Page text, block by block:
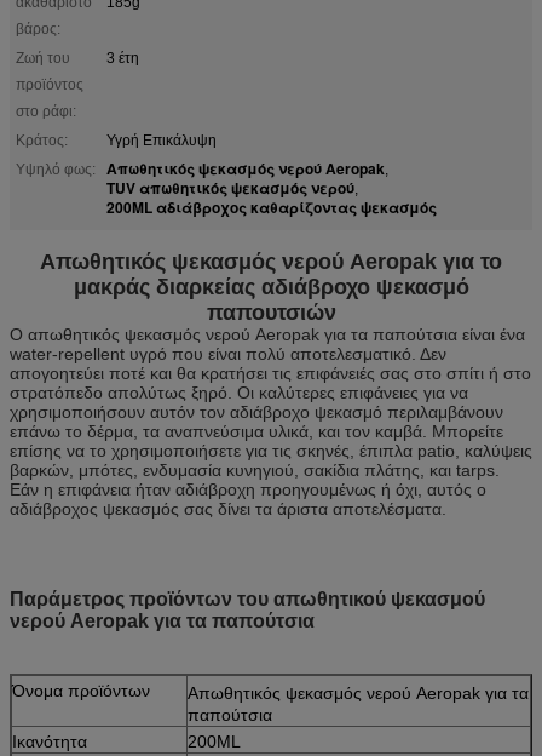
βάρος:
Ζωή του
προϊόντος
στο ράφι:
3 έτη
Κράτος:
Υγρή Επικάλυψη
Υψηλό φως:
Απωθητικός ψεκασμός νερού Aeropak,
TUV απωθητικός ψεκασμός νερού,
200ML αδιάβροχος καθαρίζοντας ψεκασμός
Απωθητικός ψεκασμός νερού Aeropak για το
μακράς διαρκείας αδιάβροχο ψεκασμό
παπουτσιών
Ο απωθητικός ψεκασμός νερού Aeropak για τα παπούτσια είναι ένα
water-repellent υγρό που είναι πολύ αποτελεσματικό. Δεν
απογοητεύει ποτέ και θα κρατήσει τις επιφάνειές σας στο σπίτι ή στο
στρατόπεδο απολύτως ξηρό. Οι καλύτερες επιφάνειες για να
χρησιμοποιήσουν αυτόν τον αδιάβροχο ψεκασμό περιλαμβάνουν
επάνω το δέρμα, τα αναπνεύσιμα υλικά, και τον καμβά. Μπορείτε
επίσης να το χρησιμοποιήσετε για τις σκηνές, έπιπλα patio, καλύψεις
βαρκών, μπότες, ενδυμασία κυνηγιού, σακίδια πλάτης, και tarps.
Εάν η επιφάνεια ήταν αδιάβροχη προηγουμένως ή όχι, αυτός ο
αδιάβροχος ψεκασμός σας δίνει τα άριστα αποτελέσματα.
Παράμετρος προϊόντων του απωθητικού ψεκασμού
νερού Aeropak για τα παπούτσια
Όνομα προϊόντων
Απωθητικός ψεκασμός νερού Aeropak για τα
παπούτσια
Ικανότητα
200ML